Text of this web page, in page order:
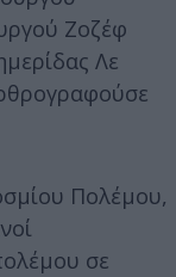
Ζοζέφ
Λε
Πολέμου,
σε